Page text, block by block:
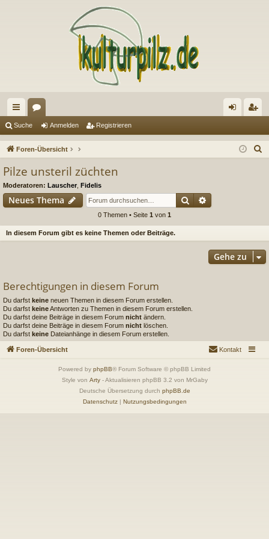
ch
ne
riff
en m ist
Suche Anmelden Registrieren
Foren-Übersicht
Pilze unsteril züchten
Moderatoren: Lauscher Fidelis
Neues Thema Suche
0 Themen • Seite 1 von 1
In diesem Forum gibt es keine Themen oder Beiträge.
Gehe zu
Berechtigungen in diesem Forum
Du darfst keine neuen Themen in diesem Forum erstellen.
Du darfst keineAntworten zu Themen in diesem Forum erstellen.
Du darfst deine Beiträge in diesem Forum nicht ändern.
Du darfst deine Beiträge in diesem Forum nicht löschen.
Du darfst keine Dateianhänge in diesem Forum erstellen.
Foren-Übersicht Kontakt
Powered by phpBB® Forum Software © phpBB Limited
Style von Arty- Aktualisieren phpBB 3.2 von MrGaby
Deutsche Übersetzung durch phpBB.de
Datenschutz| Nutzungsbedingungen